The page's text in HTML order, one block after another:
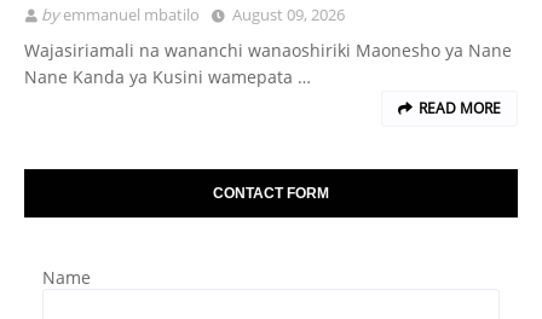
byemmanuel mbatilo August 09, 2026
Wajasiriamali na wananchi wanaoshiriki Maonesho ya Nane
Nane Kanda ya Kusini wamepata …
READ MORE
CONTACT FORM
Name